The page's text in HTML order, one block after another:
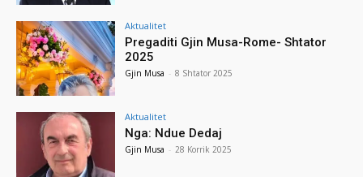
Aktualitet
Pregaditi Gjin Musa-Rome- Shtator
2025
Gjin Musa - 8 Shtator 2025
Aktualitet
Nga: Ndue Dedaj
Gjin Musa - 28 Korrik 2025